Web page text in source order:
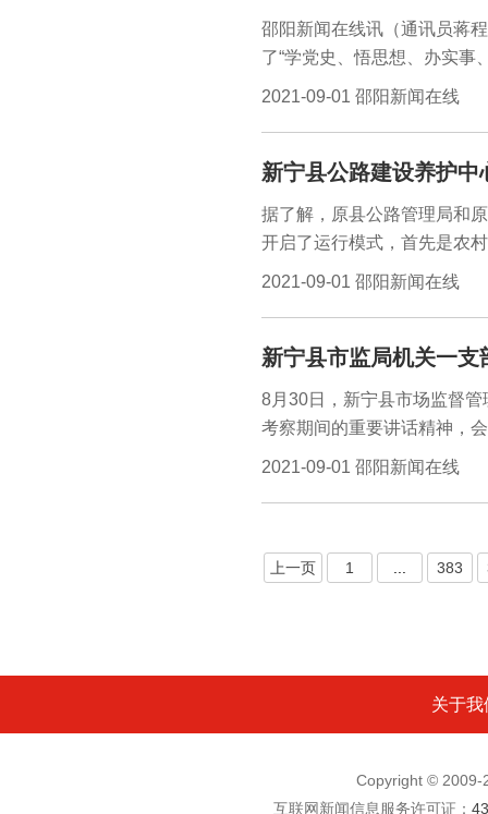
邵阳新闻在线讯（通讯员蒋
了“学党史、悟思想、办实事
议，县委第一巡回指导组全
次专题组织生活会的目的是
2021-09-01 邵阳新闻在线
新宁县公路建设养护
据了解，原县公路管理局和
开启了运行模式，首先是农
病害修复处治措施。堡白栗
条公路线上，养护人员身影
紊，成为县公路建设养护中
2021-09-01 邵阳新闻在线
新宁县市监局机关一
8月30日，新宁县市场监督
考察期间的重要讲话精神，
2021-09-01 邵阳新闻在线
上一页 1 383
关于我
Copyright © 2009-
互联网新闻信息服务许可证：